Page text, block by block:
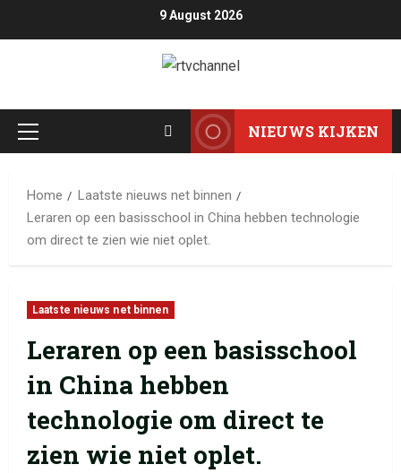
9 August 2026
NIEUWS KIJKEN
Home
Laatste nieuws net binnen
Leraren op een basisschool in China hebben technologie
om direct te zien wie niet oplet.
Laatste nieuws net binnen
Leraren op een basisschool
in China hebben
technologie om direct te
zien wie niet oplet.